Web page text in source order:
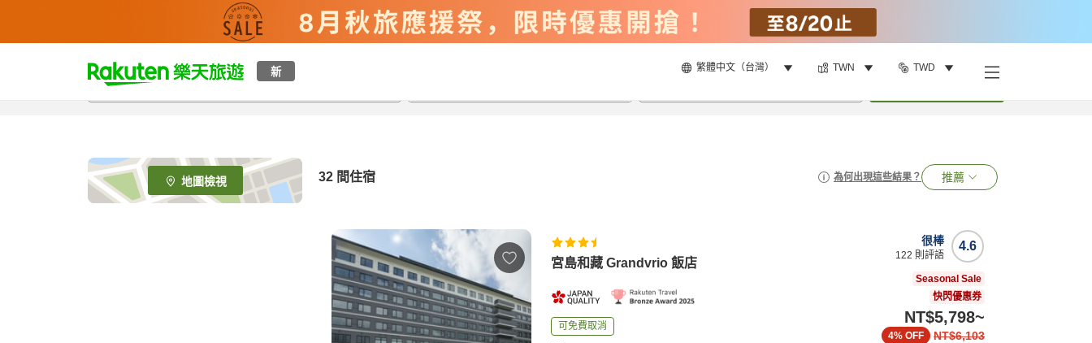
新 繁體中文（台灣） TWN TWD
t
p
e
_
s
地圖檢視 32 間住宿 為何出現這些結果？ 推薦
宮島和藏 Grandvrio 飯店
可免費取消
4.6
很棒
122 則評語
Seasonal Sale
快閃優惠券
NT$5,798~
NT$6,103
4% OFF